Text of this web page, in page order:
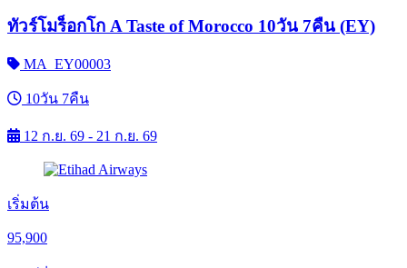
ทัวร์โมร็อกโก A Taste of Morocco 10วัน 7คืน (EY)
MA_EY00003
10วัน 7คืน
12 ก.ย. 69 - 21 ก.ย. 69
เริ่มต้น
95,900